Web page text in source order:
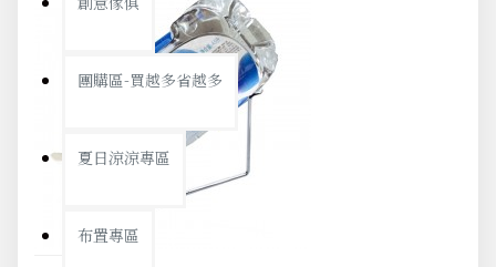
團購區-買越多省越多
夏日涼涼專區
布置專區